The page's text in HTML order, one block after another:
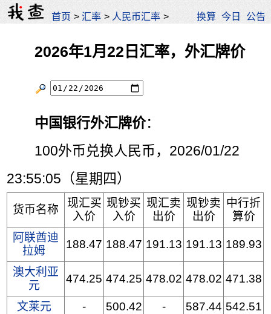
首页 >汇率 > 人民币汇率 > 换算 今日 公告
2026年1月22日汇率，外汇牌价
中国银行外汇牌价：
100外币兑换人民币，2026/01/22
23:55:05（星期四）
货币名称
现汇买
入价
现钞买
入价
现汇卖
出价
现钞卖
出价
中行折
算价
阿联酋迪
拉姆
188.47 188.47 191.13 191.13 189.93
澳大利亚
元
474.25 474.25 478.02 478.02 471.38
文莱元 - 500.42 - 587.44 542.51